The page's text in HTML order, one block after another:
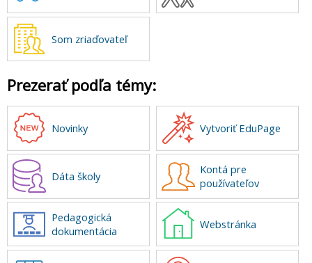
Som zriaďovateľ
Prezerať podľa témy:
Novinky Vytvoriť EduPage
Dáta školy
Kontá pre
používateľov
Pedagogická
dokumentácia
Webstránka